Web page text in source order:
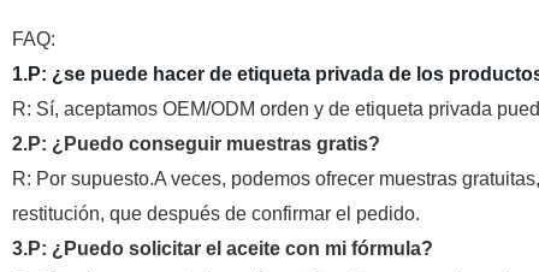
FAQ:
1.P: ¿se puede hacer de etiqueta privada de los
R: Sí, aceptamosOEM/ODM orden y de etiqueta privada
2.P: ¿Puedo conseguir muestras gratis?
R: Por supuesto.A veces, podemos ofrecer muestras
restitución, que después de confirmar el pedido.
3.P: ¿Puedo solicitar el aceite con mi fórmula?